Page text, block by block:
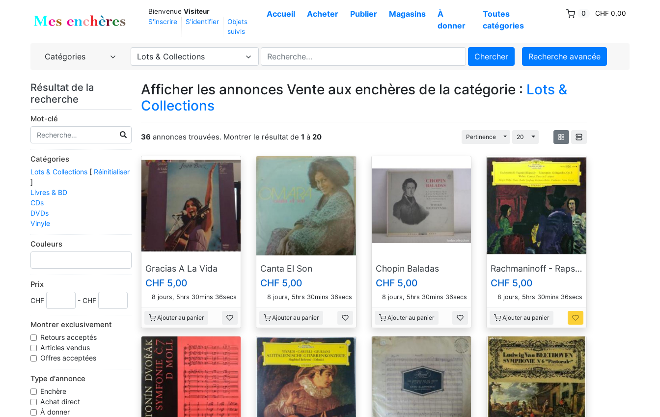
Bienvenue Visiteur
S'inscrire
S'identifier
Objets
suivis
Accueil Acheter Publier Magasins
À
donner
Toutes
catégories
0 CHF 0,00
Catégories Lots & Collections Chercher Recherche avancée
Résultat de la
recherche
Mot-clé
Catégories
Lots & Collections [ Réinitialiser
]
Livres & BD
CDs
DVDs
Vinyle
Couleurs
Prix
CHF - CHF
Montrer exclusivement
Retours acceptés
Articles vendus
Offres acceptées
Type d'annonce
Enchère
Achat direct
À donner
Afficher les annonces Vente aux enchères de la catégorie : Lots &
Collections
36 annonces trouvées. Montrer le résultat de 1 à 20 Pertinence Basculement Dropdown
20 Basculement Dropdown
Gracias A La Vida
CHF 5,00
8 jours, 5hrs 30mins 35secs
Ajouter au panier
Canta El Son
CHF 5,00
8 jours, 5hrs 30mins 35secs
Ajouter au panier
Chopin Baladas
CHF 5,00
8 jours, 5hrs 30mins 35secs
Ajouter au panier
Rachmaninoff - Rapsodia sobre un tema de Paganini
CHF 5,00
8 jours, 5hrs 30mins 35secs
Ajouter au panier